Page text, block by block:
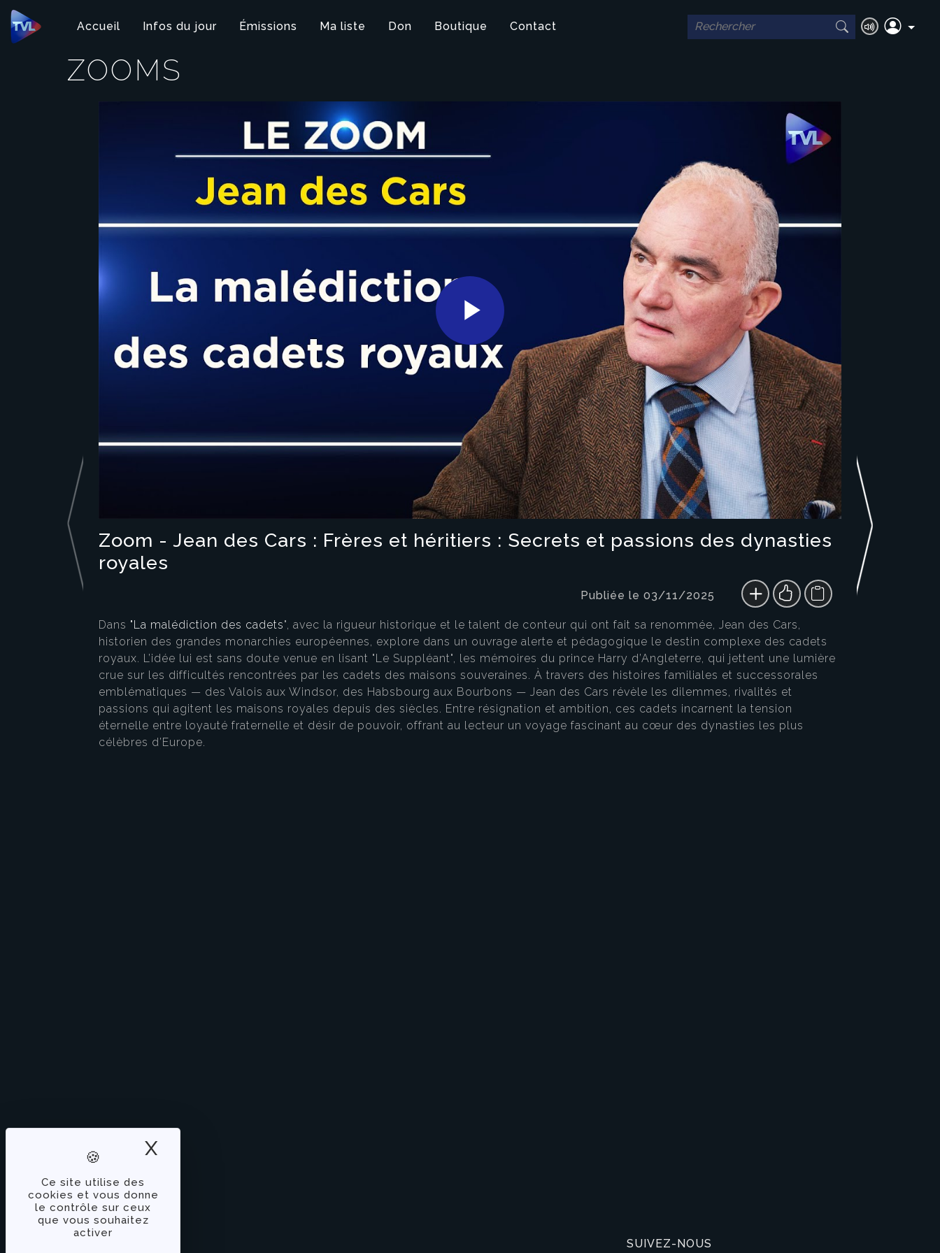
Panneau de gestion des cookies
Ce site utilise des
cookies et vous donne
le contrôle sur ceux
que vous souhaitez
activer
X
Accueil Infos du jour Émissions Ma liste Don Boutique Contact
ZOOMS
Play
Video
Zoom - Jean des Cars : Frères et héritiers : Secrets et passions des dynasties
royales
Publiée le 03/11/2025
Dans "La malédiction des cadets", avec la rigueur historique et le talent de conteur qui ont fait sa renommée, Jean des Cars,
historien des grandes monarchies européennes, explore dans un ouvrage alerte et pédagogique le destin complexe des cadets
royaux. L’idée lui est sans doute venue en lisant "Le Suppléant", les mémoires du prince Harry d’Angleterre, qui jettent une lumière
crue sur les difficultés rencontrées par les cadets des maisons souveraines. À travers des histoires familiales et successorales
emblématiques — des Valois aux Windsor, des Habsbourg aux Bourbons — Jean des Cars révèle les dilemmes, rivalités et
passions qui agitent les maisons royales depuis des siècles. Entre résignation et ambition, ces cadets incarnent la tension
éternelle entre loyauté fraternelle et désir de pouvoir, offrant au lecteur un voyage fascinant au cœur des dynasties les plus
célèbres d’Europe.
SUIVEZ-NOUS